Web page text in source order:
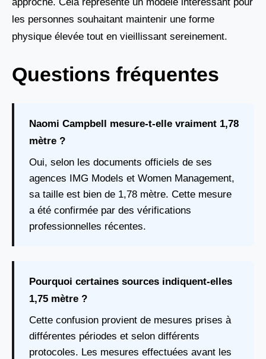
les personnes souhaitant maintenir une forme
physique élevée tout en vieillissant sereinement.
Questions fréquentes
Naomi Campbell mesure-t-elle vraiment 1,78
mètre ?
Oui, selon les documents officiels de ses
agences IMG Models et Women Management,
sa taille est bien de 1,78 mètre. Cette mesure
a été confirmée par des vérifications
professionnelles récentes.
Pourquoi certaines sources indiquent-elles
1,75 mètre ?
Cette confusion provient de mesures prises à
différentes périodes et selon différents
protocoles. Les mesures effectuées avant les